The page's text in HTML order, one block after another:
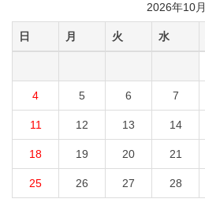
2026年10月
日 月 火 水
4 5 6 7
11 12 13 14
18 19 20 21
25 26 27 28